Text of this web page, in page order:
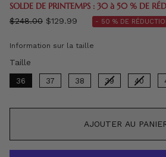
SOLDE DE PRINTEMPS : 30 à 50 % DE
régulier
$248.00 $129.99 - 50 % DE
Information sur la taille
Taille
36 37 38 39 40
AJOUTER AU